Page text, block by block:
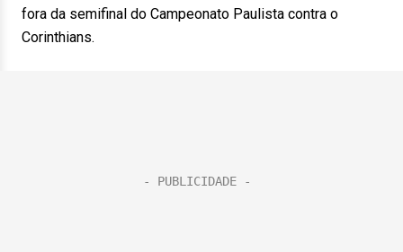
fora da semifinal do Campeonato Paulista contra o
Corinthians.